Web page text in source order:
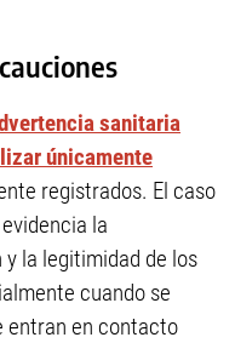
sanitaria
únicamente
registrados. El caso
la
la legitimidad de los
cuando se
entran en contacto